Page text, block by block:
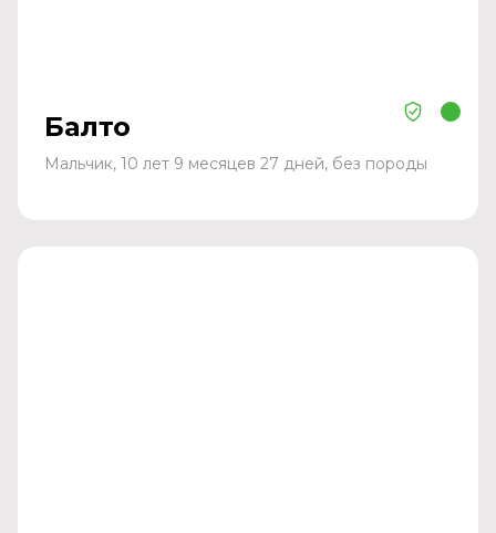
Балто
Мальчик, 10 лет 9 месяцев 27 дней, без породы